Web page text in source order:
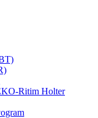
Ritim Holter